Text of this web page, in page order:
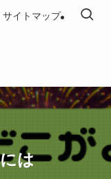
サイトマップ
は